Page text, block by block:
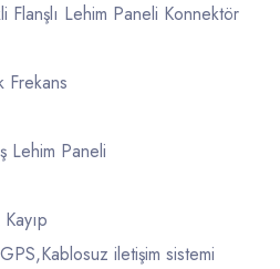
Flanşlı Lehim Paneli Konnektör
Frekans
Lehim Paneli
iletişim sistemi